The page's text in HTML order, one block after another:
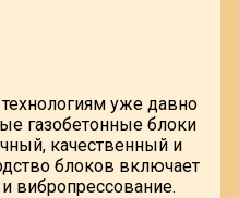
уже давно
газобетонные блоки
качественный и
блоков включает
вибропрессование.